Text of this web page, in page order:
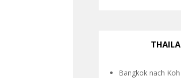
Bangkok nach